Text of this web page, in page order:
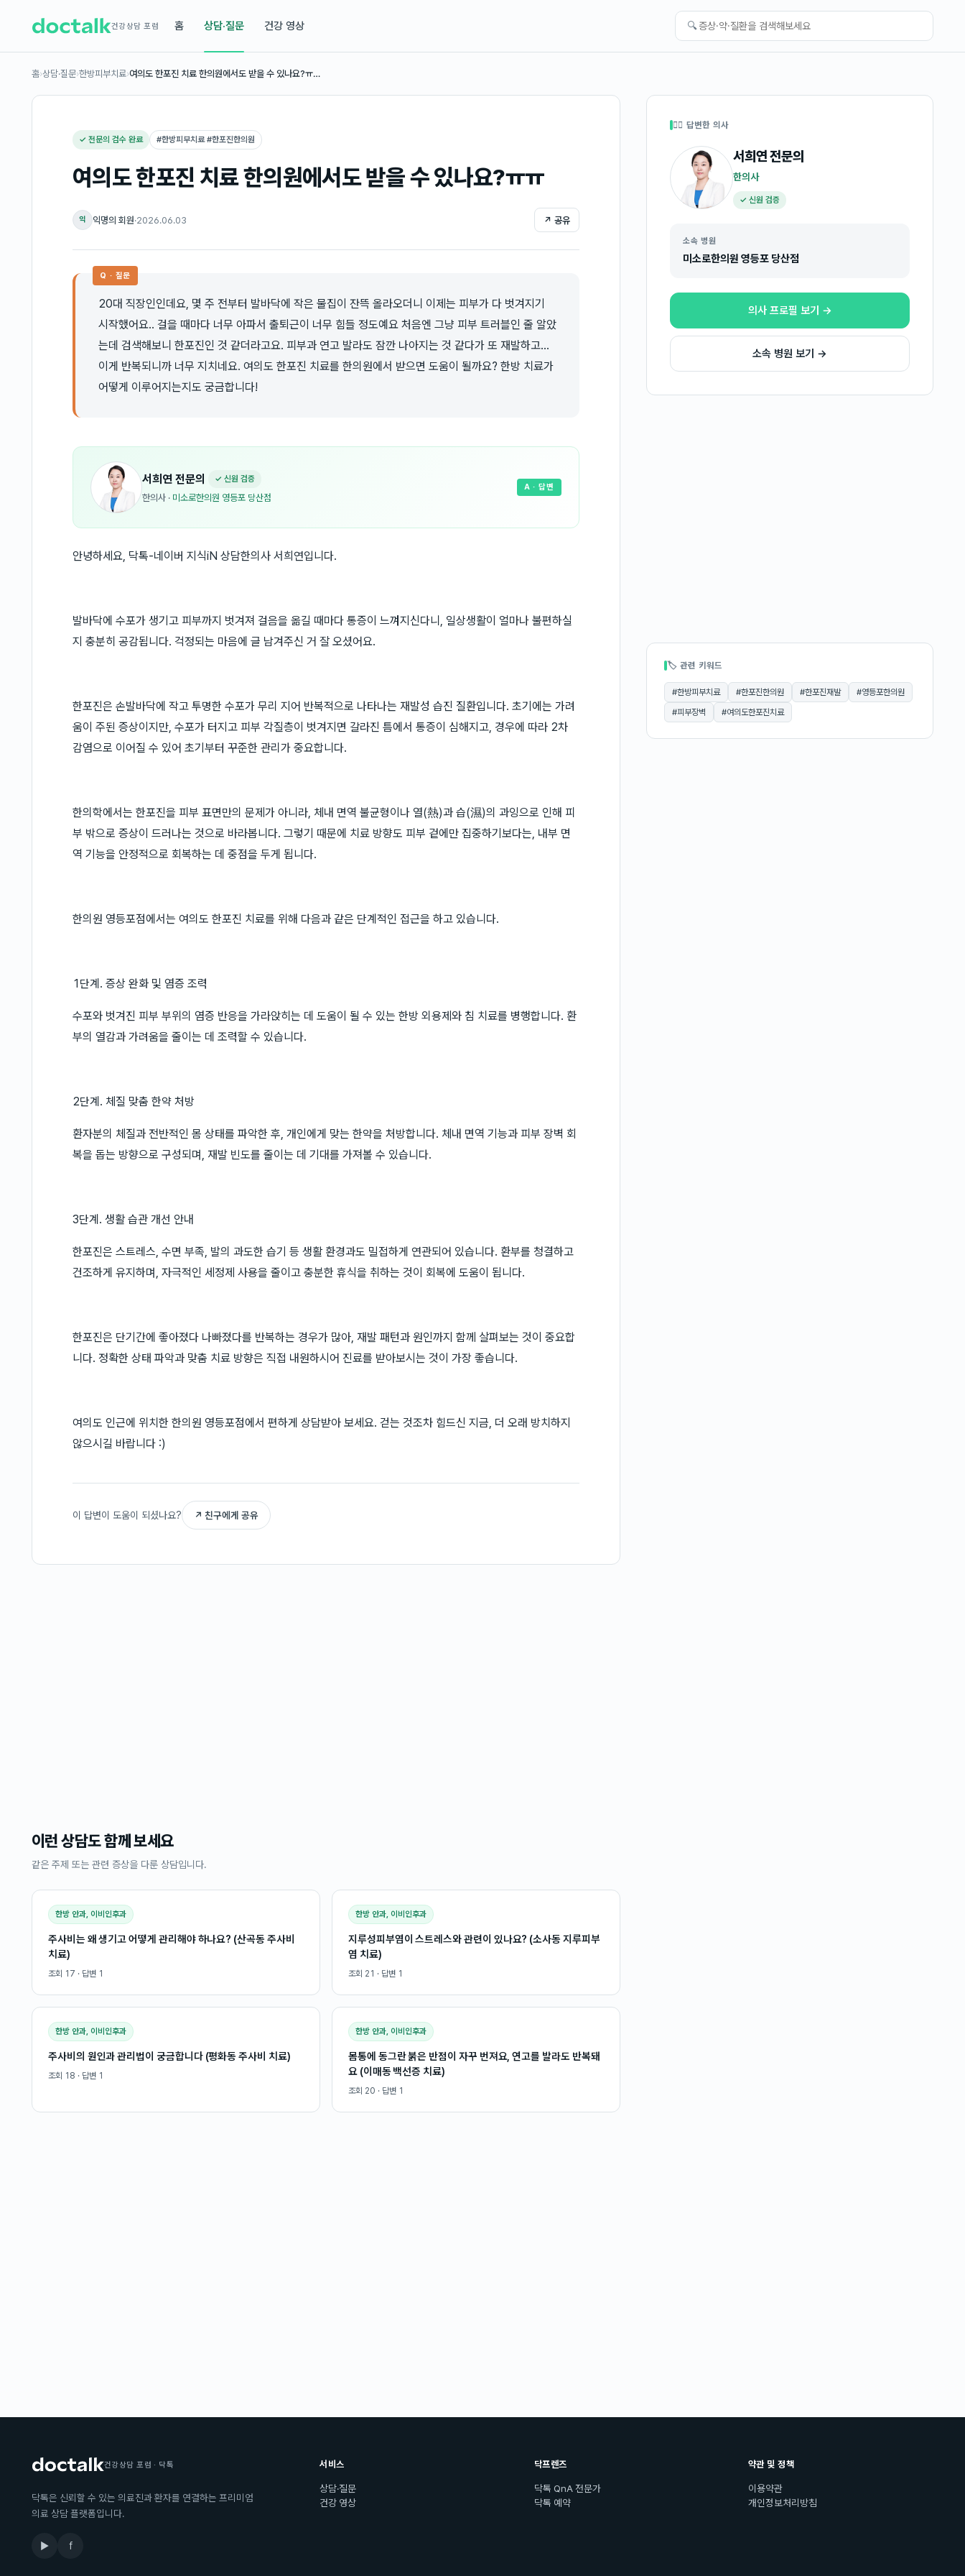
건강상담 포럼 홈 상담·질문 건강 영상 🔍
홈›상담·질문›한방피부치료›여의도 한포진 치료 한의원에서도 받을 수 있나요?ㅠ…
✓ 전문의 검수 완료 #한방피부치료 #한포진한의원
여의도 한포진 치료 한의원에서도 받을 수 있나요?ㅠㅠ
익 익명의 회원·2026.06.03 ↗ 공유
Q · 질문
20대 직장인인데요, 몇 주 전부터 발바닥에 작은 물집이 잔뜩 올라오더니 이제는 피부가 다 벗겨지기
시작했어요.. 걸을 때마다 너무 아파서 출퇴근이 너무 힘들 정도예요 처음엔 그냥 피부 트러블인 줄 알았
는데 검색해보니 한포진인 것 같더라고요. 피부과 연고 발라도 잠깐 나아지는 것 같다가 또 재발하고...
이게 반복되니까 너무 지치네요. 여의도 한포진 치료를 한의원에서 받으면 도움이 될까요? 한방 치료가
어떻게 이루어지는지도 궁금합니다!
서희연 전문의 ✓ 신원 검증
한의사 · 미소로한의원 영등포 당산점
A · 답변
안녕하세요, 닥톡-네이버 지식iN 상담한의사 서희연입니다.
발바닥에 수포가 생기고 피부까지 벗겨져 걸음을 옮길 때마다 통증이 느껴지신다니, 일상생활이 얼마나 불편하실
지 충분히 공감됩니다. 걱정되는 마음에 글 남겨주신 거 잘 오셨어요.
한포진은 손발바닥에 작고 투명한 수포가 무리 지어 반복적으로 나타나는 재발성 습진 질환입니다. 초기에는 가려
움이 주된 증상이지만, 수포가 터지고 피부 각질층이 벗겨지면 갈라진 틈에서 통증이 심해지고, 경우에 따라 2차
감염으로 이어질 수 있어 초기부터 꾸준한 관리가 중요합니다.
한의학에서는 한포진을 피부 표면만의 문제가 아니라, 체내 면역 불균형이나 열(熱)과 습(濕)의 과잉으로 인해 피
부 밖으로 증상이 드러나는 것으로 바라봅니다. 그렇기 때문에 치료 방향도 피부 겉에만 집중하기보다는, 내부 면
역 기능을 안정적으로 회복하는 데 중점을 두게 됩니다.
한의원 영등포점에서는 여의도 한포진 치료를 위해 다음과 같은 단계적인 접근을 하고 있습니다.
1단계. 증상 완화 및 염증 조력
수포와 벗겨진 피부 부위의 염증 반응을 가라앉히는 데 도움이 될 수 있는 한방 외용제와 침 치료를 병행합니다. 환
부의 열감과 가려움을 줄이는 데 조력할 수 있습니다.
2단계. 체질 맞춤 한약 처방
환자분의 체질과 전반적인 몸 상태를 파악한 후, 개인에게 맞는 한약을 처방합니다. 체내 면역 기능과 피부 장벽 회
복을 돕는 방향으로 구성되며, 재발 빈도를 줄이는 데 기대를 가져볼 수 있습니다.
3단계. 생활 습관 개선 안내
한포진은 스트레스, 수면 부족, 발의 과도한 습기 등 생활 환경과도 밀접하게 연관되어 있습니다. 환부를 청결하고
건조하게 유지하며, 자극적인 세정제 사용을 줄이고 충분한 휴식을 취하는 것이 회복에 도움이 됩니다.
한포진은 단기간에 좋아졌다 나빠졌다를 반복하는 경우가 많아, 재발 패턴과 원인까지 함께 살펴보는 것이 중요합
니다. 정확한 상태 파악과 맞춤 치료 방향은 직접 내원하시어 진료를 받아보시는 것이 가장 좋습니다.
여의도 인근에 위치한 한의원 영등포점에서 편하게 상담받아 보세요. 걷는 것조차 힘드신 지금, 더 오래 방치하지
않으시길 바랍니다 :)
이 답변이 도움이 되셨나요? ↗ 친구에게 공유
이런 상담도 함께 보세요
같은 주제 또는 관련 증상을 다룬 상담입니다.
한방 안과, 이비인후과
주사비는 왜 생기고 어떻게 관리해야 하나요? (산곡동 주사비
치료)
조회 17 · 답변 1
한방 안과, 이비인후과
지루성피부염이 스트레스와 관련이 있나요? (소사동 지루피부
염 치료)
조회 21 · 답변 1
한방 안과, 이비인후과
주사비의 원인과 관리법이 궁금합니다 (평화동 주사비 치료)
조회 18 · 답변 1
한방 안과, 이비인후과
몸통에 동그란 붉은 반점이 자꾸 번져요, 연고를 발라도 반복돼
요 (이매동 백선증 치료)
조회 20 · 답변 1
👩‍⚕️ 답변한 의사
서희연전문의
한의사
✓ 신원 검증
소속 병원
미소로한의원 영등포 당산점
의사 프로필 보기 →
소속 병원 보기 →
🏷 관련 키워드
#한방피부치료 #한포진한의원 #한포진재발 #영등포한의원
#피부장벽 #여의도한포진치료
건강상담 포럼 · 닥톡
닥톡은 신뢰할 수 있는 의료진과 환자를 연결하는 프리미엄
의료 상담 플랫폼입니다.
▶ f
서비스
상담·질문
건강 영상
닥프렌즈
닥톡 QnA 전문가
닥톡 예약
약관 및 정책
이용약관
개인정보처리방침